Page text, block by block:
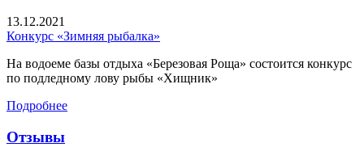
13.12.2021
Конкурс «Зимняя рыбалка»
На водоеме базы отдыха «Березовая Роща» состоится конкурс
по подледному лову рыбы «Хищник»
Подробнее
Отзывы